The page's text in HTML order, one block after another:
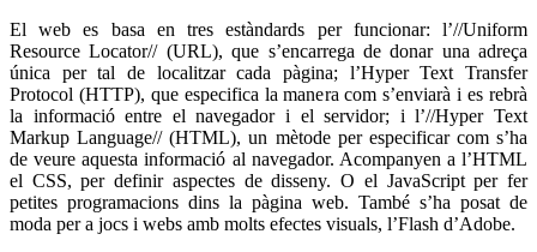
El web es basa en tres estàndards per funcionar: l’//Uniform
Resource Locator// (URL), que s’encarrega de donar una adreça
única per tal de localitzar cada pàgina; l’Hyper Text Transfer
Protocol (HTTP), que especifica la manera com s’enviarà i es rebrà
la informació entre el navegador i el servidor; i l’//Hyper Text
Markup Language// (HTML), un mètode per especificar com s’ha
de veure aquesta informació al navegador. Acompanyen a l’HTML
el CSS, per definir aspectes de disseny. O el JavaScript per fer
petites programacions dins la pàgina web. També s’ha posat de
moda per a jocs i webs amb molts efectes visuals, l’Flash d’Adobe.